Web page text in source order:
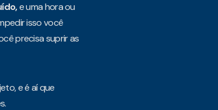
e uma hora ou
isso você
precisa suprir as
e é aí que